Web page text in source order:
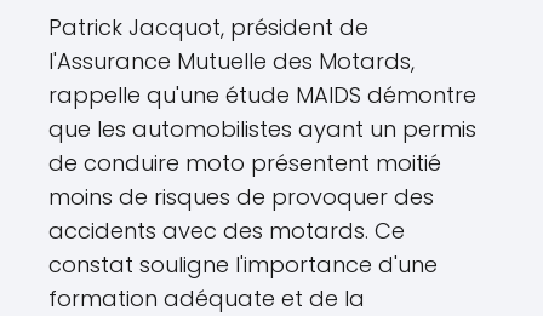
Patrick Jacquot, président de
l'Assurance Mutuelle des Motards,
rappelle qu'une étude MAIDS démontre
que les automobilistes ayant un permis
de conduire moto présentent moitié
moins de risques de provoquer des
accidents avec des motards. Ce
constat souligne l'importance d'une
formation adéquate et de la